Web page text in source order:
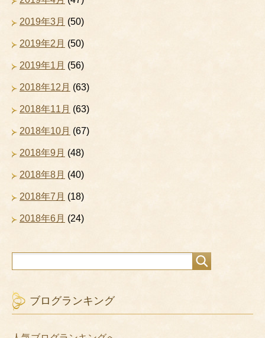
2019年3月 (50)
2019年2月 (50)
2019年1月 (56)
2018年12月 (63)
2018年11月 (63)
2018年10月 (67)
2018年9月 (48)
2018年8月 (40)
2018年7月 (18)
2018年6月 (24)
ブログランキング